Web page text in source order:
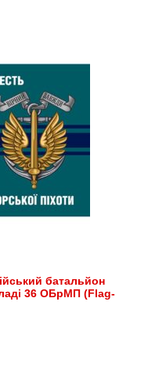
батальйон
36 ОБрМП (Flag-